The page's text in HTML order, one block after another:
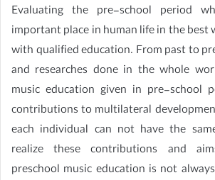
Evaluating the pre-school period
important place in human life in the best
with qualified education. From past to
and researches done in the whole
music education given in pre-school
contributions to multilateral
each individual can not have the
realize these contributions and
preschool music education is not